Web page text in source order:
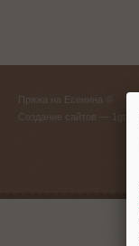
Пряжа на Есенина ©
Создание сайтов